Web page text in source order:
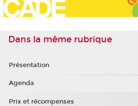
Dans la même rubrique
Présentation
Agenda
Prix et récompenses